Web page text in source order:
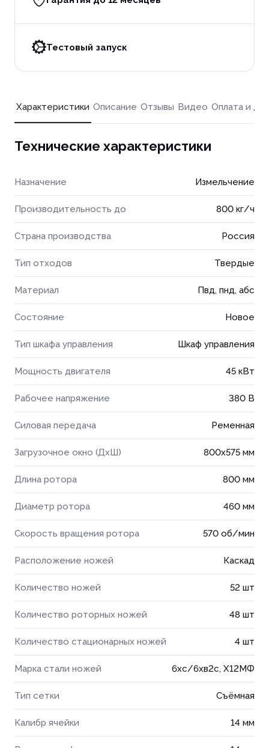
Тестовый запуск
Характеристики Описание Отзывы Видео Оплата и
Технические характеристики
Назначение Измельчение
Производительность до 800 кг/ч
Страна производства Россия
Тип отходов Твердые
Материал Пвд, пнд, абс
Состояние Новое
Тип шкафа управления Шкаф управления
Мощность двигателя 45 кВт
Рабочее напряжение 380 В
Силовая передача Ременная
Загрузочное окно (ДхШ) 800x575 мм
Длина ротора 800 мм
Диаметр ротора 460 мм
Скорость вращения ротора 570 об/мин
Расположение ножей Каскад
Количество ножей 52 шт
Количество роторных ножей 48 шт
Количество стационарных ножей 4 шт
Марка стали ножей 6хс/6хв2с, Х12МФ
Тип сетки Съёмная
Калибр ячейки 14 мм